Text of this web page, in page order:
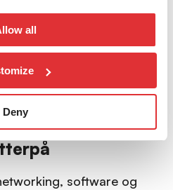
all
Deny
live, ikke bare
være built-in,
software og